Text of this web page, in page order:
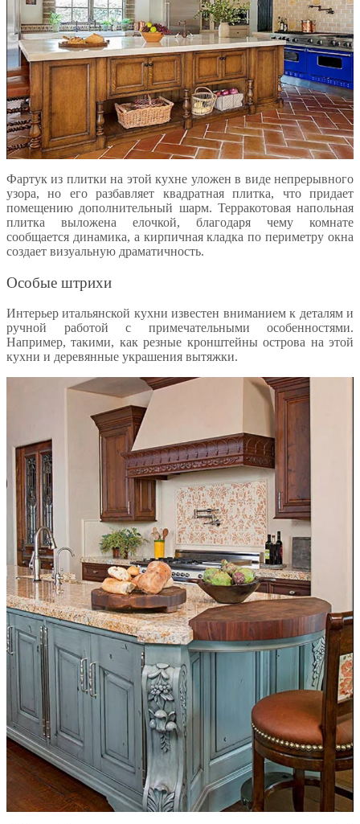
Фартук из плитки на этой кухне уложен в виде непрерывного
узора, но его разбавляет квадратная плитка, что придает
помещению дополнительный шарм. Терракотовая напольная
плитка выложена елочкой, благодаря чему комнате
сообщается динамика, а кирпичная кладка по периметру окна
создает визуальную драматичность.
Особые штрихи
Интерьер итальянской кухни известен вниманием к деталям и
ручной работой с примечательными особенностями.
Например, такими, как резные кронштейны острова на этой
кухни и деревянные украшения вытяжки.